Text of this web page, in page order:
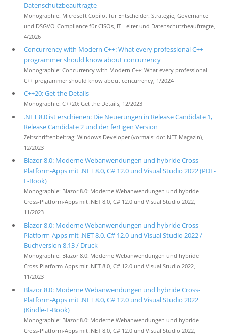
Datenschutzbeauftragte
Monographie: Microsoft Copilot für Entscheider: Strategie, Governance
und DSGVO-Compliance für CISOs, IT-Leiter und Datenschutzbeauftragte,
4/2026
Concurrency with Modern C++: What every professional C++
programmer should know about concurrency
Monographie: Concurrency with Modern C++: What every professional
C++ programmer should know about concurrency, 1/2024
C++20: Get the Details
Monographie: C++20: Get the Details, 12/2023
.NET 8.0 ist erschienen: Die Neuerungen in Release Candidate 1,
Release Candidate 2 und der fertigen Version
Zeitschriftenbeitrag: Windows Developer (vormals: dot.NET Magazin),
12/2023
Blazor 8.0: Moderne Webanwendungen und hybride Cross-
Platform-Apps mit .NET 8.0, C# 12.0 und Visual Studio 2022 (PDF-
E-Book)
Monographie: Blazor 8.0: Moderne Webanwendungen und hybride
Cross-Platform-Apps mit .NET 8.0, C# 12.0 und Visual Studio 2022,
11/2023
Blazor 8.0: Moderne Webanwendungen und hybride Cross-
Platform-Apps mit .NET 8.0, C# 12.0 und Visual Studio 2022 /
Buchversion 8.13 / Druck
Monographie: Blazor 8.0: Moderne Webanwendungen und hybride
Cross-Platform-Apps mit .NET 8.0, C# 12.0 und Visual Studio 2022,
11/2023
Blazor 8.0: Moderne Webanwendungen und hybride Cross-
Platform-Apps mit .NET 8.0, C# 12.0 und Visual Studio 2022
(Kindle-E-Book)
Monographie: Blazor 8.0: Moderne Webanwendungen und hybride
Cross-Platform-Apps mit .NET 8.0, C# 12.0 und Visual Studio 2022,